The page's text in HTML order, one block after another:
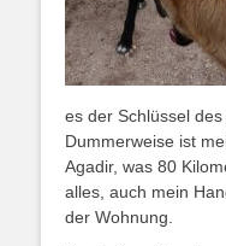
es der Schlüssel des
Dummerweise ist
Agadir, was 80
alles, auch mein
der Wohnung.